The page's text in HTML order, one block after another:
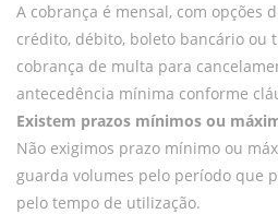
A cobrança é mensal, com opções
crédito, débito, boleto bancário ou
cobrança de multa para
antecedência mínima conforme
Existem prazos mínimos ou
Não exigimos prazo mínimo ou
guarda volumes pelo período que
pelo tempo de utilização.